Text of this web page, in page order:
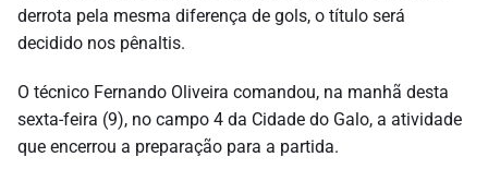
derrota pela mesma diferença de gols, o título será
decidido nos pênaltis.
O técnico Fernando Oliveira comandou, na manhã desta
sexta-feira (9), no campo 4 da Cidade do Galo, a atividade
que encerrou a preparação para a partida.